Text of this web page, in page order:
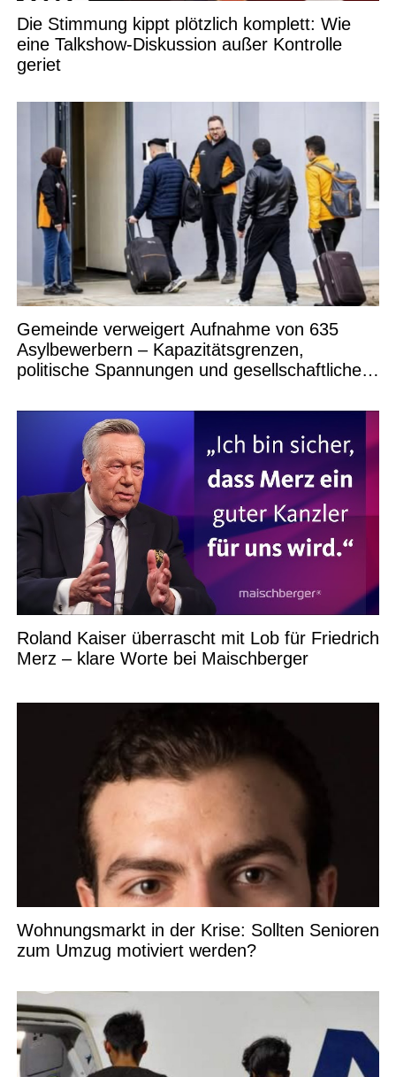
Die Stimmung kippt plötzlich komplett: Wie
eine Talkshow-Diskussion außer Kontrolle
geriet
Gemeinde verweigert Aufnahme von 635
Asylbewerbern – Kapazitätsgrenzen,
politische Spannungen und gesellschaftliche
Roland Kaiser überrascht mit Lob für Friedrich
Merz – klare Worte bei Maischberger
Wohnungsmarkt in der Krise: Sollten Senioren
zum Umzug motiviert werden?